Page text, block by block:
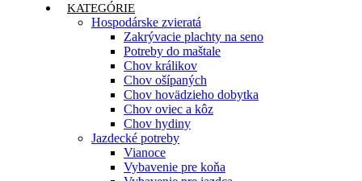
KATEGÓRIE
Hospodárske zvieratá
Zakrývacie plachty na seno
Potreby do maštale
Chov králikov
Chov ošípaných
Chov hovädzieho dobytka
Chov oviec a kôz
Chov hydiny
Jazdecké potreby
Vianoce
Vybavenie pre koňa